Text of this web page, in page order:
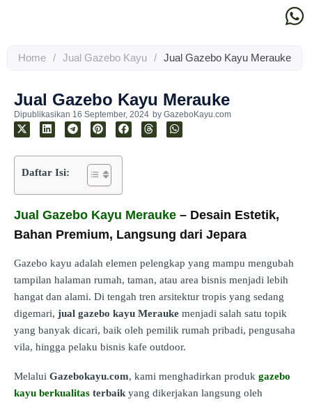
Home / Jual Gazebo Kayu / Jual Gazebo Kayu Merauke
Jual Gazebo Kayu Merauke
Dipublikasikan 16 September, 2024 by GazeboKayu.com
Daftar Isi:
Jual Gazebo Kayu Merauke – Desain Estetik,
Bahan Premium, Langsung dari Jepara
Gazebo kayu adalah elemen pelengkap yang mampu mengubah
tampilan halaman rumah, taman, atau area bisnis menjadi lebih
hangat dan alami. Di tengah tren arsitektur tropis yang sedang
digemari, jual gazebo kayu Merauke menjadi salah satu topik
yang banyak dicari, baik oleh pemilik rumah pribadi, pengusaha
vila, hingga pelaku bisnis kafe outdoor.
Melalui Gazebokayu.com, kami menghadirkan produk gazebo
kayu berkualitas terbaikyang dikerjakan langsung oleh